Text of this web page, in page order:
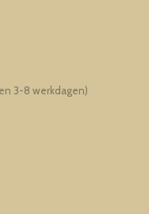
3-8 werkdagen)